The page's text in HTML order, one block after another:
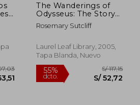
The Wanderings of
Odysseus: The Story
of the Odyssey (en
Inglés)
Rosemary Sutcliff
Laurel Leaf Library, 2005,
Tapa Blanda, Nuevo